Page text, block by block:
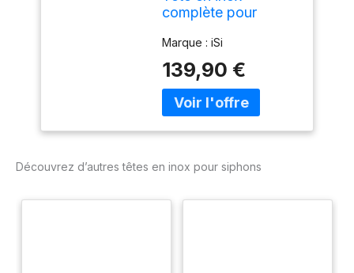
complète pour
Whip et Thermo
Whip
Marque : iSi
139,90 €
Découvrez d’autres têtes en inox pour siphons